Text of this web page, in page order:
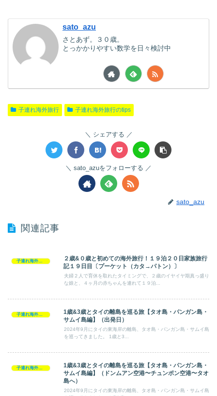
sato_azu
さとあず。３０歳。
とっかかりやすい数学を日々検討中
子連れ海外旅行 子連れ海外旅行のtips
シェアする
sato_azuをフォローする
sato_azu
関連記事
２歳&０歳と初めての海外旅行！１９泊２０日家族旅行
記１９日目〔プーケット（カタ→パトン）〕
夫婦２人で育休を取れたタイミングで、２歳のイヤイヤ期真っ盛り
な娘と、４ヶ月の赤ちゃんを連れて１９泊...
1歳&3歳とタイの離島を巡る旅【タオ島・パンガン島・
サムイ島編】（出発日）
2024年9月にタイの東海岸の離島、タオ島・パンガン島・サムイ島
を巡ってきました。 1歳と3...
1歳&3歳とタイの離島を巡る旅【タオ島・パンガン島・
サムイ島編】（ドンムアン空港〜チュンポン空港〜タオ
島へ）
2024年9月にタイの東海岸の離島、タオ島・パンガン島・サムイ島